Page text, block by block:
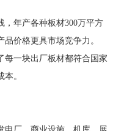
，年产各种板材300万平方
价格更具市场竞争力。
每一块出厂板材都符合国家
。